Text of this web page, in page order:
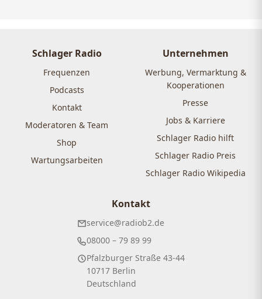
Schlager Radio
Frequenzen
Podcasts
Kontakt
Moderatoren & Team
Shop
Wartungsarbeiten
Unternehmen
Werbung, Vermarktung &
Kooperationen
Presse
Jobs & Karriere
Schlager Radio hilft
Schlager Radio Preis
Schlager Radio Wikipedia
Kontakt
service@radiob2.de
08000 – 79 89 99
Pfalzburger Straße 43-44
10717 Berlin
Deutschland